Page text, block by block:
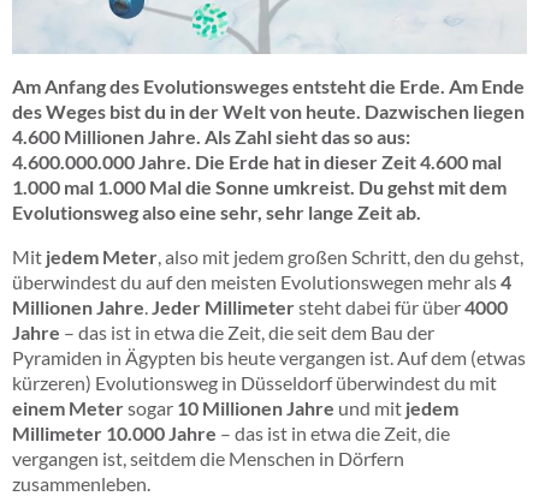
01_wegpunkte_des_lebens.jpg
Am Anfang des Evolutionsweges entsteht die Erde. Am Ende
des Weges bist du in der Welt von heute. Dazwischen liegen
4.600 Millionen Jahre. Als Zahl sieht das so aus:
4.600.000.000 Jahre. Die Erde hat in dieser Zeit 4.600 mal
1.000 mal 1.000 Mal die Sonne umkreist. Du gehst mit dem
Evolutionsweg also eine sehr, sehr lange Zeit ab.
Mit jedem Meter , also mit jedem großen Schritt, den du gehst,
überwindest du auf den meisten Evolutionswegen mehr als4
Millionen Jahre Jeder Millimetersteht dabei für über4000
Jahre – das ist in etwa die Zeit, die seit dem Bau der
Pyramiden in Ägypten bis heute vergangen ist. Auf dem (etwas
kürzeren) Evolutionsweg in Düsseldorf überwindest du mit
einem Metersogar 10 Millionen Jahre und mit jedem
Millimeter 10.000 Jahre – das ist in etwa die Zeit, die
vergangen ist, seitdem die Menschen in Dörfern
zusammenleben.